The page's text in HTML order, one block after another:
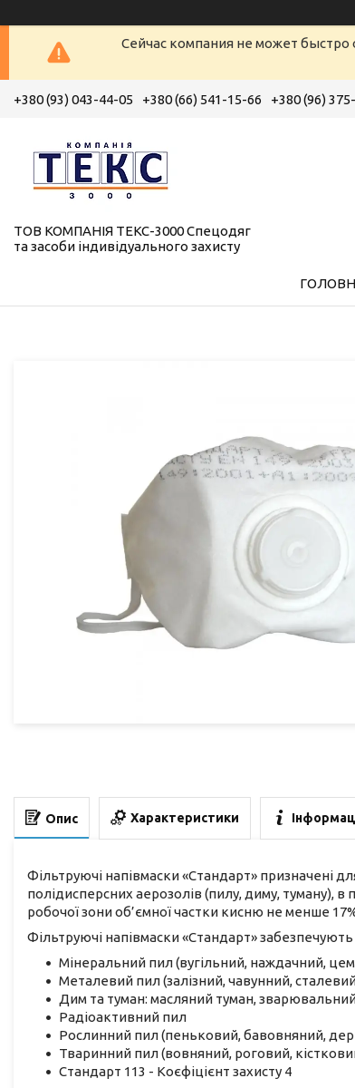
Сейчас компания не может быстро
+380 (93) 043-44-05 +380 (66) 541-15-66 +380 (96)
ТОВ КОМПАНІЯ ТЕКС-3000 Спецодяг
та засоби індивідуального захисту
Опис Характеристики
Фільтруючі напівмаски «Стандарт» призначені
полідисперсних аерозолів (пилу, диму, туману), в
робочої зони об’ємної частки кисню не менше
Фільтруючі напівмаски «Стандарт»
Мінеральний пил (вугільний, наждачний,
Металевий пил (залізний, чавунний,
Дим та туман: масляний туман,
Радіоактивний пил
Рослинний пил (пеньковий, бавовняний,
Тваринний пил (вовняний, роговий,
Стандарт 113 - Коєфіцієнт захисту 4